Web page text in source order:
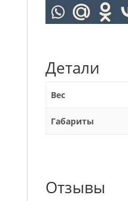
Детали
Вес
Габариты
Отзывы